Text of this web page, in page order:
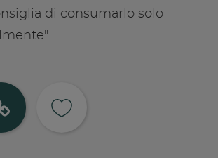
di consumarlo solo